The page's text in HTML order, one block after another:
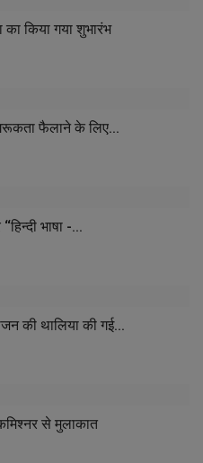
किया गया शुभारंभ
फैलाने के लिए...
भाषा -...
की थालिया की गई...
से मुलाकात